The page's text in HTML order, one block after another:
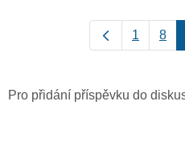
1 8
Pro přidání příspěvku do